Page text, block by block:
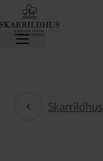
Skarrildhus